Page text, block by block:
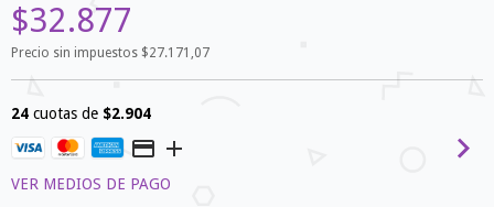
$32.877
Precio sin impuestos $27.171,07
24 cuotas de $2.904
VER MEDIOS DE PAGO